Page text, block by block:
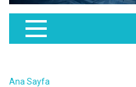
Ana Sayfa